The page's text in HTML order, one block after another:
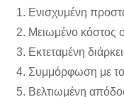
Ενισχυμένη
Μειωμένο κόστος
Εκτεταμένη
Συμμόρφωση με
Βελτιωμένη